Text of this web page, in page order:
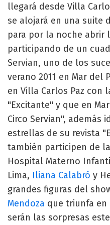
llegará desde Villa
se alojará en una suite
para por la noche abrir
participando de un
Servian, uno de los
verano 2011 en Mar del
en Villa Carlos Paz con
"Excitante" y que en
Circo Servian", además
estrellas de su revista
también participen de
Hospital Materno
Lima, Iliana Calabró y
grandes figuras del
Mendoza que triunfa en
serán las sorpresas